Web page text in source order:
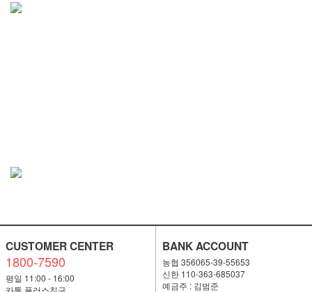
CUSTOMER CENTER
1800-7590
평일 11:00 - 16:00
카톡 플러스친구
BANK ACCOUNT
농협 356065-39-55653
신한 110-363-685037
예금주 : 김범준